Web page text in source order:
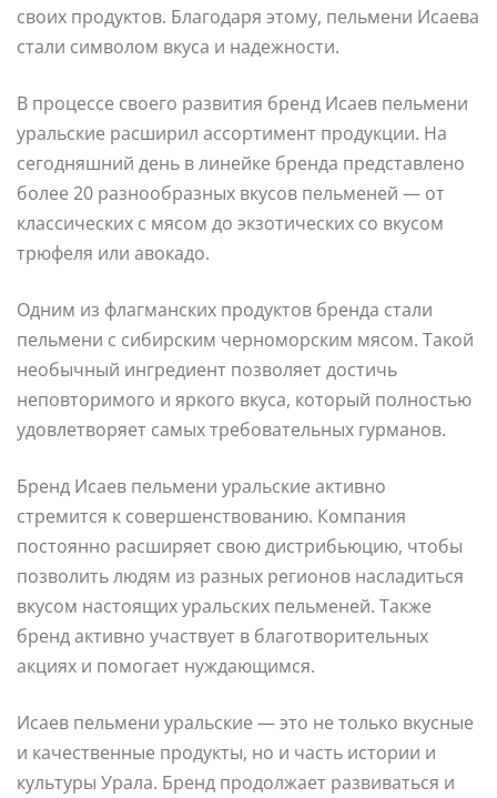
своих продуктов. Благодаря этому, пельмени Исаева
стали символом вкуса и надежности.
В процессе своего развития бренд Исаев пельмени
уральские расширил ассортимент продукции. На
сегодняшний день в линейке бренда представлено
более 20 разнообразных вкусов пельменей — от
классических с мясом до экзотических со вкусом
трюфеля или авокадо.
Одним из флагманских продуктов бренда стали
пельмени с сибирским черноморским мясом. Такой
необычный ингредиент позволяет достичь
неповторимого и яркого вкуса, который полностью
удовлетворяет самых требовательных гурманов.
Бренд Исаев пельмени уральские активно
стремится к совершенствованию. Компания
постоянно расширяет свою дистрибьюцию, чтобы
позволить людям из разных регионов насладиться
вкусом настоящих уральских пельменей. Также
бренд активно участвует в благотворительных
акциях и помогает нуждающимся.
Исаев пельмени уральские — это не только вкусные
и качественные продукты, но и часть истории и
культуры Урала. Бренд продолжает развиваться и